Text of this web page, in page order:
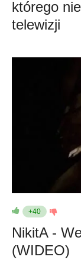
którego
telewizji
+40
NikitA -
(WIDEO)